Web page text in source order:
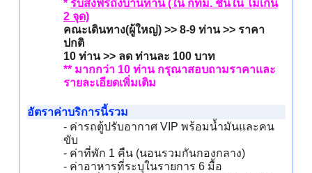
* รับส่งฟรีถึงบ้านท่าน (ใน กทม. ชั้นใน ไม่เกิน
2 จุด)
คณะเดินทาง(ผู้ใหญ่) >> 8-9 ท่าน >> ราคา
ปกติ
10 ท่าน >> ลด ท่านละ 100 บาท
** มากกว่า 10 ท่าน กรุณาสอบถามราคาและ
รายละเอียดเพิ่มเติม
อัตราค่าบริการนี้รวม
- ค่ารถตู้ปรับอากาศ VIP พร้อมน้ำมันและคน
ขับ
- ค่าที่พัก 1 คืน (นอนรวมกันกองกลาง)
- ค่าอาหารที่ระบุในรายการ 6 มื้อ